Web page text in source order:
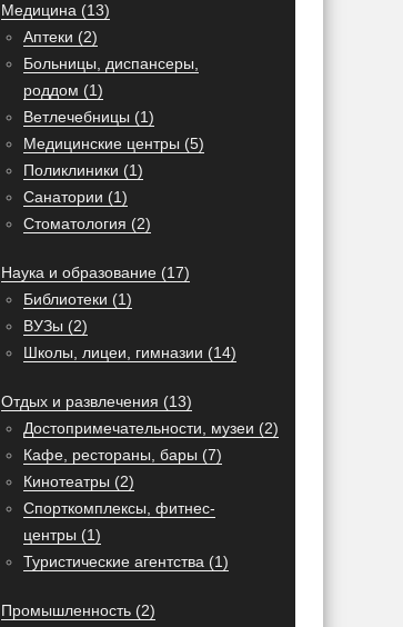
Медицина (13)
Аптеки (2)
Больницы, диспансеры,
роддом (1)
Ветлечебницы (1)
Медицинские центры (5)
Поликлиники (1)
Санатории (1)
Стоматология (2)
Наука и образование (17)
Библиотеки (1)
ВУЗы (2)
Школы, лицеи, гимназии (14)
Отдых и развлечения (13)
Достопримечательности, музеи (2)
Кафе, рестораны, бары (7)
Кинотеатры (2)
Спорткомплексы, фитнес-
центры (1)
Туристические агентства (1)
Промышленность (2)